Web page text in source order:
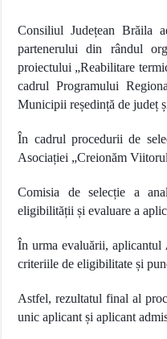
Consiliul Județean Brăila
partenerului din rândul
proiectului „Reabilitare
cadrul Programului
Municipii reședință de județ
În cadrul procedurii de
Asociației „Creionăm
Comisia de selecție a
eligibilității și evaluare a
În urma evaluării, aplicantul
criteriile de eligibilitate și
Astfel, rezultatul final al
unic aplicant și aplicant